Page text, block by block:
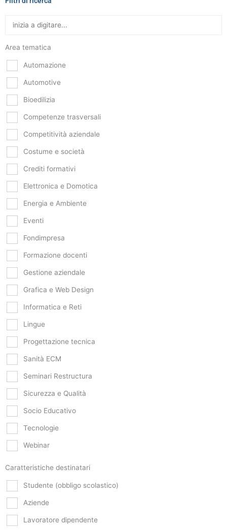
Area tematica
Automazione
Automotive
Bioedilizia
Competenze trasversali
Competitività aziendale
Costume e società
Crediti formativi
Elettronica e Domotica
Energia e Ambiente
Eventi
Fondimpresa
Formazione docenti
Gestione aziendale
Grafica e Web Design
Informatica e Reti
Lingue
Progettazione tecnica
Sanità ECM
Seminari Restructura
Sicurezza e Qualità
Socio Educativo
Tecnologie
Webinar
Caratteristiche destinatari
Studente (obbligo scolastico)
Aziende
Lavoratore dipendente